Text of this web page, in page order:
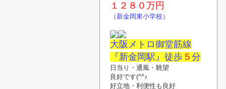
１２８０ 万円
（新金岡東小学校）
大阪メトロ御堂筋線
『新金岡駅』徒歩 ５ 分
日当り・通風・ 眺望
良好です(^^♪
好立地・利便性も良好